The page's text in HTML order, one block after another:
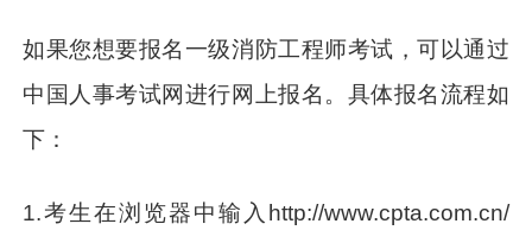
如果您想要报名一级消防工程师考试，可以通过
中国人事考试网进行网上报名。具体报名流程如
下：
1.考生在浏览器中输入http://www.cpta.com.cn/